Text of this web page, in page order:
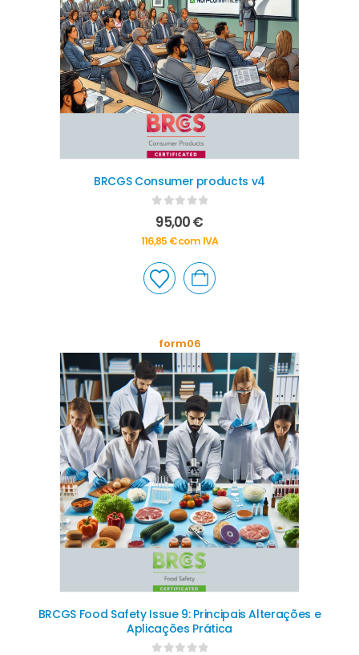
BRCGS Consumer products v4
0out of 5
95,00€
116,85 €com IVA
form06
BRCGS Food Safety Issue 9: Principais Alterações e
Aplicações Prática